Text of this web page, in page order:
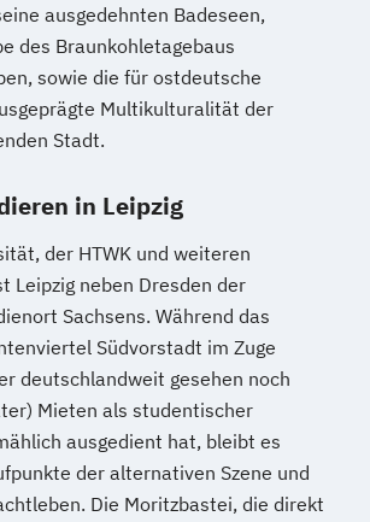
ausgedehnten Badeseen,
des Braunkohletagebaus
sowie die für ostdeutsche
Multikulturalität der
Stadt.
in Leipzig
der HTWK und weiteren
Leipzig neben Dresden der
Sachsens. Während das
Südvorstadt im Zuge
deutschlandweit gesehen noch
Mieten als studentischer
ausgedient hat, bleibt es
der alternativen Szene und
Die Moritzbastei, die direkt